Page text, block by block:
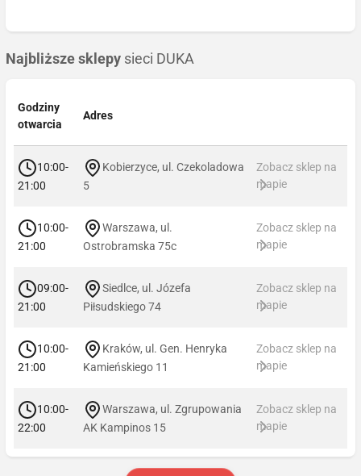
Najbliższe sklepy sieci DUKA
Godziny
otwarcia
Adres
10:00-
21:00
Kobierzyce, ul. Czekoladowa
5
Zobacz sklep na
mapie
10:00-
21:00
Warszawa, ul.
Ostrobramska 75c
Zobacz sklep na
mapie
09:00-
21:00
Siedlce, ul. Józefa
Piłsudskiego 74
Zobacz sklep na
mapie
10:00-
21:00
Kraków, ul. Gen. Henryka
Kamieńskiego 11
Zobacz sklep na
mapie
10:00-
22:00
Warszawa, ul. Zgrupowania
AK Kampinos 15
Zobacz sklep na
mapie